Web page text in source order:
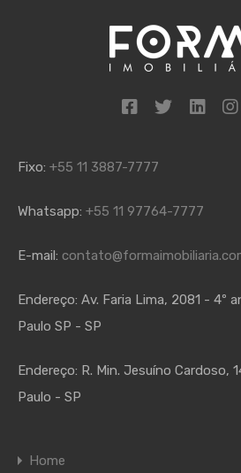
Fixo: +55 11 3887-7777
Whatsapp: +55 11 97764-7777
E-mail:
Endereço: Av. Faria Lima, 2081 - 4º
Paulo SP - SP
Endereço: R. Min. Jesuíno Cardoso,
Paulo - SP
Home